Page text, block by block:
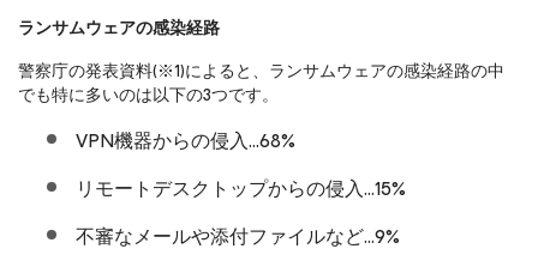
ランサムウェアの感染経路
警察庁の発表資料(※1)によると、ランサムウェアの感染経路の中
でも特に多いのは以下の3つです。
VPN機器からの侵入…68%
リモートデスクトップからの侵入…15%
不審なメールや添付ファイルなど…9%